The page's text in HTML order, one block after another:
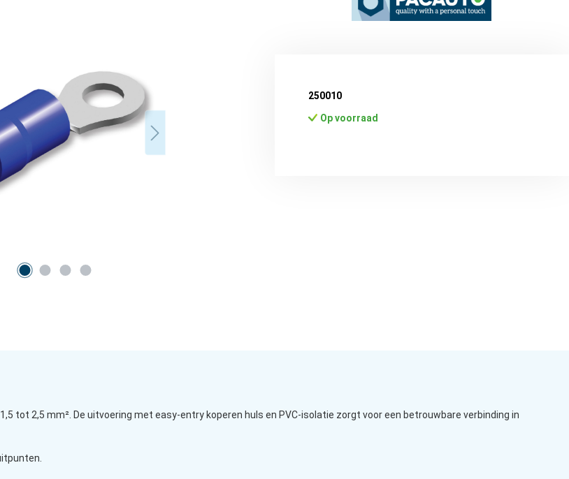
250010
Op voorraad
tot 2,5 mm². De uitvoering met easy-entry koperen huls en PVC-isolatie zorgt voor een betrouwbare verbinding in